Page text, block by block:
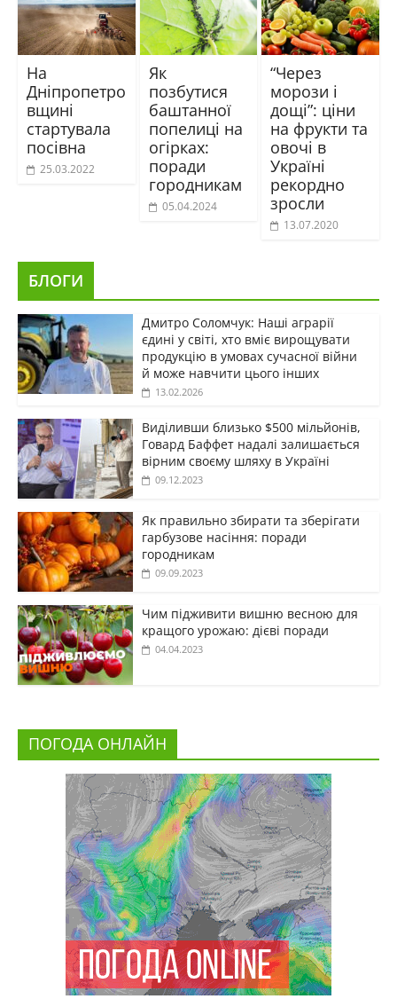
На
Дніпропетро
вщині
стартувала
посівна
25.03.2022
Як
позбутися
баштанної
попелиці на
огірках:
поради
городникам
05.04.2024
“Через
морози і
дощі”: ціни
на фрукти та
овочі в
Україні
рекордно
зросли
13.07.2020
БЛОГИ
Дмитро Соломчук: Наші аграрії
єдині у світі, хто вміє вирощувати
продукцію в умовах сучасної війни
й може навчити цього інших
13.02.2026
Виділивши близько $500 мільйонів,
Говард Баффет надалі залишається
вірним своєму шляху в Україні
09.12.2023
Як правильно збирати та зберігати
гарбузове насіння: поради
городникам
09.09.2023
Чим підживити вишню весною для
кращого урожаю: дієві поради
04.04.2023
ПОГОДА ОНЛАЙН